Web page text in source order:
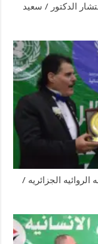
الدكتور / سعيد
الروائيه الجزائريه /